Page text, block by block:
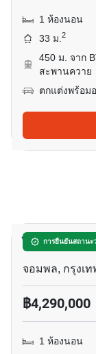
1 ห้องนอน
33 ม.2
450 ม. จาก
สะพานควาย
ตกแต่งพร้อม
การยืนยันสถานะ
ไลฟ์ ลาดพร้
จอมพล, กรุงเท
฿4,290,000
1 ห้องนอน